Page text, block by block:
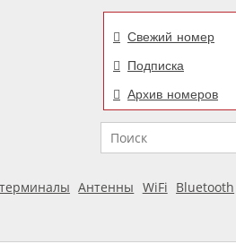
Свежий номер
Подписка
Архив номеров
Поиск
Антенны WiFi Bluetooth